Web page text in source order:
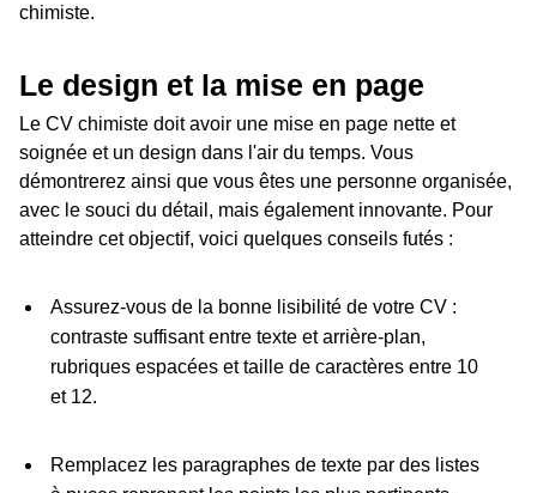
chimiste.
Le design et la mise en page
Le CV chimiste doit avoir une mise en page nette et
soignée et un design dans l'air du temps. Vous
démontrerez ainsi que vous êtes une personne organisée,
avec le souci du détail, mais également innovante. Pour
atteindre cet objectif, voici quelques conseils futés :
Assurez-vous de la bonne lisibilité de votre CV :
contraste suffisant entre texte et arrière-plan,
rubriques espacées et taille de caractères entre 10
et 12.
Remplacez les paragraphes de texte par des listes